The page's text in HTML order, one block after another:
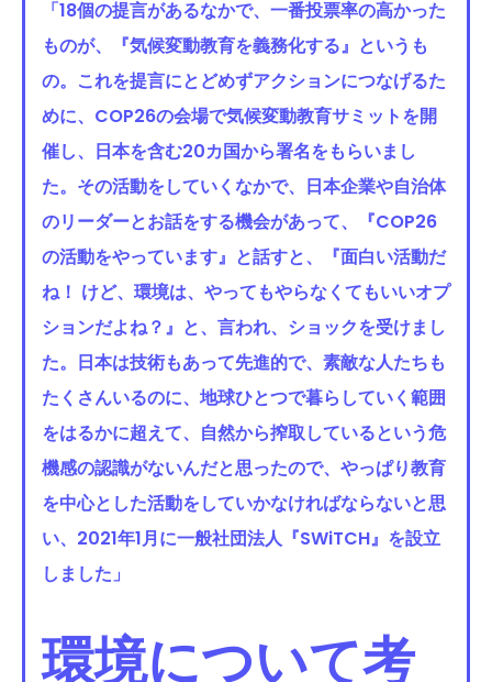
「18個の提言があるなかで、一番投票率の高かった
ものが、『気候変動教育を義務化する』というも
の。これを提言にとどめずアクションにつなげるた
めに、COP26の会場で気候変動教育サミットを開
催し、日本を含む20カ国から署名をもらいまし
た。その活動をしていくなかで、日本企業や自治体
のリーダーとお話をする機会があって、『COP26
の活動をやっています』と話すと、『面白い活動だ
ね！ けど、環境は、やってもやらなくてもいいオプ
ションだよね？』と、言われ、ショックを受けまし
た。日本は技術もあって先進的で、素敵な人たちも
たくさんいるのに、地球ひとつで暮らしていく範囲
をはるかに超えて、自然から搾取しているという危
機感の認識がないんだと思ったので、やっぱり教育
を中心とした活動をしていかなければならないと思
い、2021年1月に一般社団法人『SWiTCH』を設立
しました」
環境について考